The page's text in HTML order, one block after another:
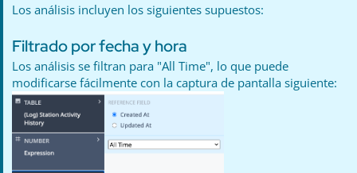
Los análisis incluyen los siguientes supuestos:
Filtrado por fecha y hora
Los análisis se filtran para "All Time", lo que puede
modificarse fácilmente con la captura de pantalla siguiente: